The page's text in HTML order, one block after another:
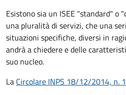
Esistono sia un ISEE "standard" o
una pluralità di servizi, che una
situazioni specifiche, diversi in
andrà a chiedere e delle
suo nucleo.
La Circolare INPS 18/12/2014, n.